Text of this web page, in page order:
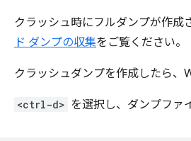
クラッシュ時にフルダンプが作
ド ダンプの収集をご覧ください。
クラッシュダンプを作成したら、
<ctrl-d> を選択し、ダンプファ